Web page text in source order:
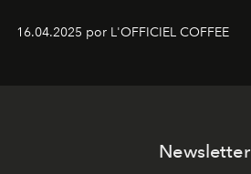
16.04.2025 por L'OFFICIEL COFFEE
Newsletter